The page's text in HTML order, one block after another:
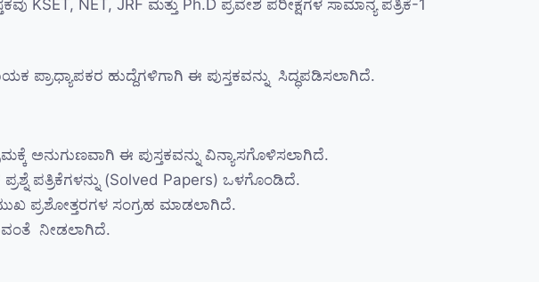
KSET, NET, JRF ಮತ್ತು Ph.D ಪ್ರವೇಶ ಪರೀಕ್ಷೆಗಳ ಸಾಮಾನ್ಯ ಪತ್ರಿಕೆ-1
ಪ್ರಾಧ್ಯಾಪಕರ ಹುದ್ದೆಗಳಿಗಾಗಿ ಈ ಪುಸ್ತಕವನ್ನು ಸಿದ್ಧಪಡಿಸಲಾಗಿದೆ.
ಅನುಗುಣವಾಗಿ ಈ ಪುಸ್ತಕವನ್ನು ವಿನ್ಯಾಸಗೊಳಿಸಲಾಗಿದೆ.
ಪತ್ರಿಕೆಗಳನ್ನು (Solved Papers) ಒಳಗೊಂಡಿದೆ.
ಪ್ರಶೋತ್ತರಗಳ ಸಂಗ್ರಹ ಮಾಡಲಾಗಿದೆ.
ನೀಡಲಾಗಿದೆ.